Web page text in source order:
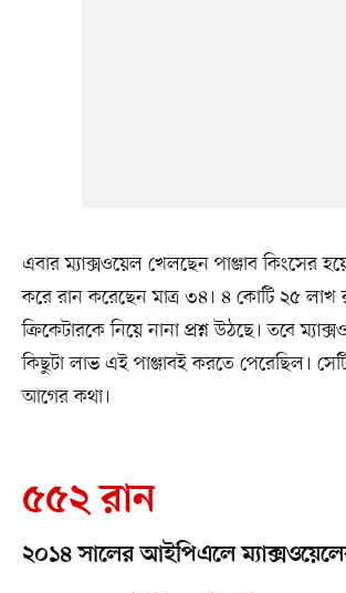
এবার ম্যাক্সওয়েল খেলছেন পাঞ্জাব কিংসের
করে রান করেছেন মাত্র ৩৪। ৪ কোটি ২৫
ক্রিকেটারকে নিয়ে নানা প্রশ্ন উঠছে। তবে
কিছুটা লাভ এই পাঞ্জাবই করতে পেরেছিল।
আগের কথা।
৫৫২ রান
২০১৪ সালের আইপিএলে